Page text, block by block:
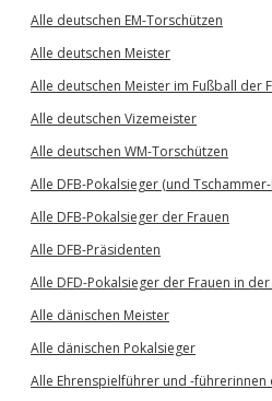
Alle deutschen EM-Torschützen
Alle deutschen Meister
Alle deutschen Meister im Fußball der
Alle deutschen Vizemeister
Alle deutschen WM-Torschützen
Alle DFB-Pokalsieger (und
Alle DFB-Pokalsieger der Frauen
Alle DFB-Präsidenten
Alle DFD-Pokalsieger der Frauen in der
Alle dänischen Meister
Alle dänischen Pokalsieger
Alle Ehrenspielführer und -führerinnen